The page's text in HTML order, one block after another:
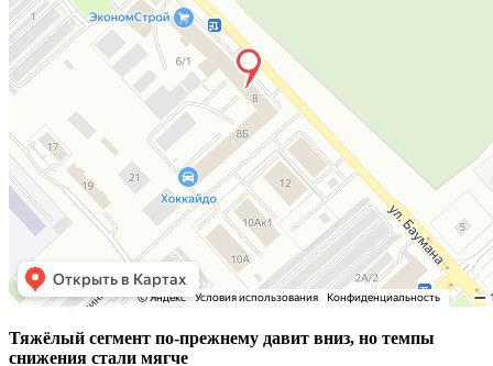
Тяжёлый сегмент по-прежнему давит вниз, но темпы
снижения стали мягче